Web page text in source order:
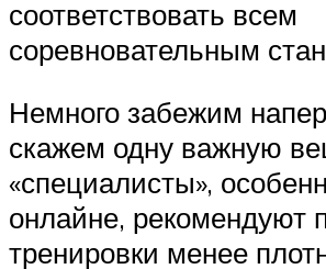
соответствовать всем
соревновательным
Немного забежим
скажем одну важную
«специалисты»,
онлайне, рекомендуют
тренировки менее